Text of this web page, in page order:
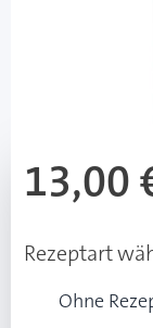
PZN: 12671828 /
Lieferzeit 3-7
Mehr über das
13,00
Rezeptart
Ohne